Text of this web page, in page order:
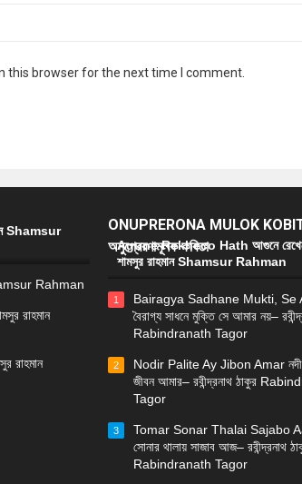
this browser for the next time I comment.
Shamsur
Rahman
রাহমান
রাহমান
ONUPRERONA MULOK
অনুপ্রেরণামূলক কবিতা
Agune Rekheco Hath আগুনে
শামসুর রাহমান Shamsur Rahman
1
Bairagya Sadhane Mukti, Se
বৈরাগ্য সাধনে মুক্তি সে আমার নয়–
Rabindranath Tagor
2
Nodir Palite Ay Jibon Amar
জীবন আমার– রবীন্দ্রনাথ ঠাকুর
Tagor
3
Tomar Sonar Thalai Sajabo
সোনার থালায় সাজাব আজ– রবীন্দ্রনাথ
Rabindranath Tagor